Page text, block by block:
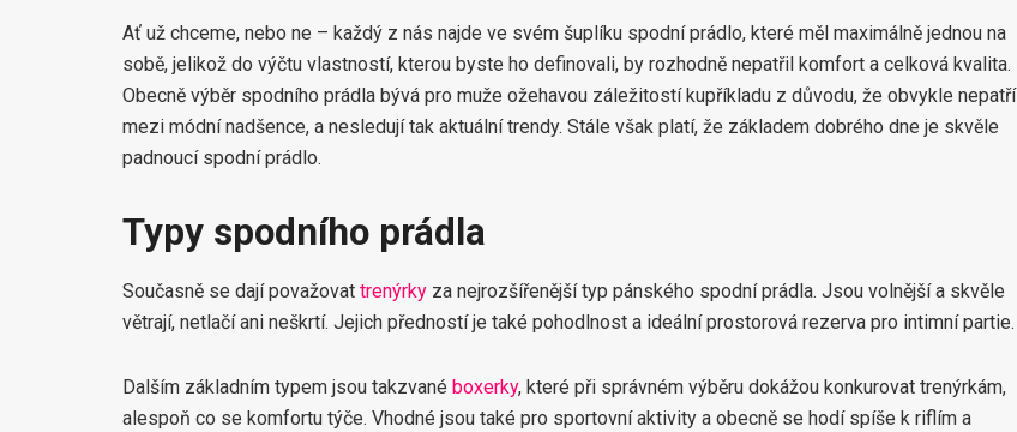
Ať už chceme, nebo ne – každý z nás najde ve svém šuplíku spodní prádlo, které měl maximálně jednou na
sobě, jelikož do výčtu vlastností, kterou byste ho definovali, by rozhodně nepatřil komfort a celková kvalita.
Obecně výběr spodního prádla bývá pro muže ožehavou záležitostí kupříkladu z důvodu, že obvykle nepatří
mezi módní nadšence, a nesledují tak aktuální trendy. Stále však platí, že základem dobrého dne je skvěle
padnoucí spodní prádlo.
Typy spodního prádla
Současně se dají považovat trenýrky za nejrozšířenější typ pánského spodní prádla. Jsou volnější a skvěle
větrají, netlačí ani neškrtí. Jejich předností je také pohodlnost a ideální prostorová rezerva pro intimní partie.
Dalším základním typem jsou takzvané boxerky, které při správném výběru dokážou konkurovat trenýrkám,
alespoň co se komfortu týče. Vhodné jsou také pro sportovní aktivity a obecně se hodí spíše k riflím a